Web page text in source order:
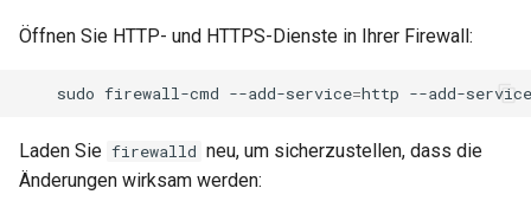
Öffnen Sie HTTP- und HTTPS-Dienste in Ihrer Firewall:
sudo firewall-cmd --add-service=http --add-service
Laden Sie firewalld neu, um sicherzustellen, dass die
Änderungen wirksam werden: